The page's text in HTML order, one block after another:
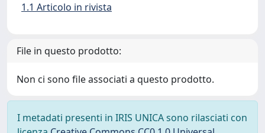
1.1 Articolo in rivista
File in questo prodotto:
Non ci sono file associati a questo prodotto.
I metadati presenti in IRIS UNICA sono rilasciati con